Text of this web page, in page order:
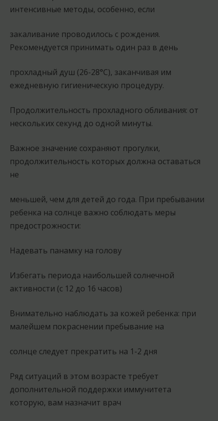
интенсивные методы, особенно, если
закаливание проводилось с рождения.
Рекомендуется принимать один раз в день
прохладный душ (26-28°С), заканчивая им
ежедневную гигиеническую процедуру.
Продолжительность прохладного обливания: от
нескольких секунд до одной минуты.
Важное значение сохраняют прогулки,
продолжительность которых должна оставаться
не
меньшей, чем для детей до года. При пребывании
ребенка на солнце важно соблюдать меры
предострожности:
Надевать панамку на голову
Избегать периода наибольшей солнечной
активности (с 12 до 16 часов)
Внимательно наблюдать за кожей ребенка: при
малейшем покраснении пребывание на
солнце следует прекратить на 1-2 дня
Ряд ситуаций в этом возрасте требует
дополнительной поддержки иммунитета
которую, вам назначит врач